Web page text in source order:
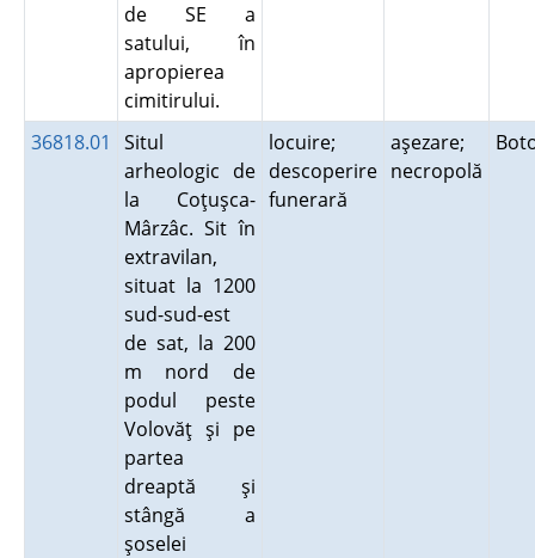
de SE a
satului, în
apropierea
cimitirului.
36818.01
Situl
arheologic de
la Coţuşca-
Mârzâc. Sit în
extravilan,
situat la 1200
sud-sud-est
de sat, la 200
m nord de
podul peste
Volovăţ şi pe
partea
dreaptă şi
stângă a
şoselei
locuire;
descoperire
funerară
aşezare;
necropolă